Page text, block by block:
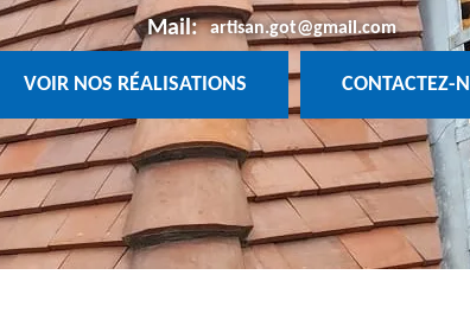
Mail: artisan.got@gmail.com
VOIR NOS RÉALISATIONS CONTACTEZ-